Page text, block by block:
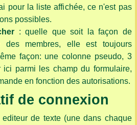
pour la liste affichée, ce n'est pas
possibles.
: quelle que soit la façon de
des membres, elle est toujours
façon: une colonne pseudo, 3
ici parmi les champ du formulaire,
en fonction des autorisations.
de connexion
de texte (une dans chaque